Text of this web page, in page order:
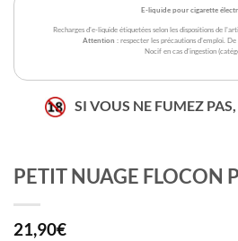
E-liquide pour cigarette
Recharges d'e-liquide étiquetées selon les dispositions de
Attention : respecter les précautions d'emploi.
Nocif en cas d'ingestion
SI VOUS NE FUMEZ PAS,
PETIT NUAGE FLOCON
21,90€